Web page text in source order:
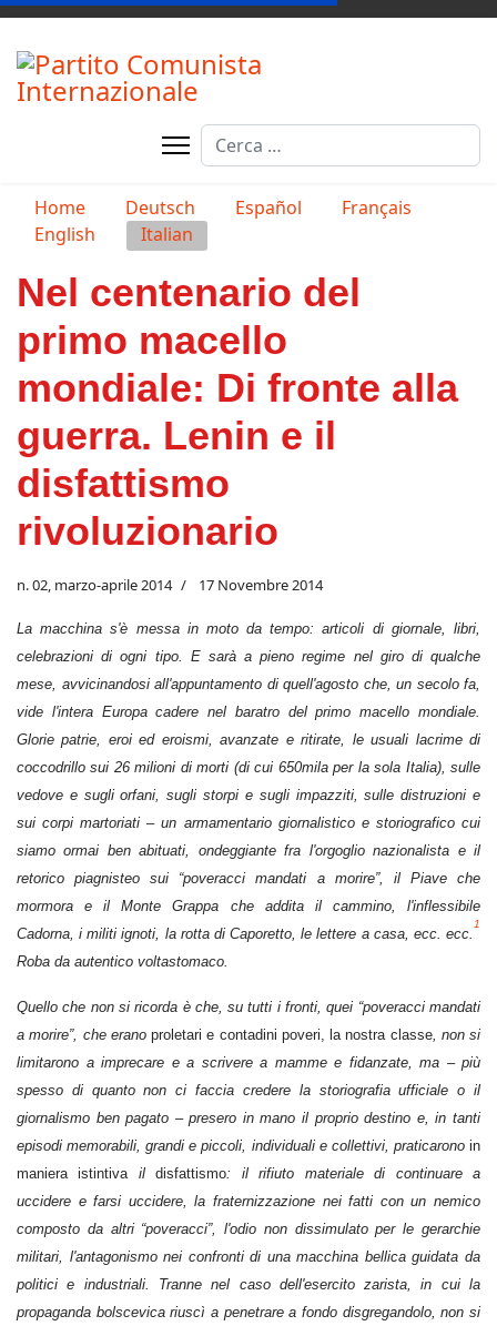
Cerca
Seleziona la tua lingua
Home Deutsch Español
Français
English
Italian
Nel centenario del
primo macello
mondiale: Di fronte alla
guerra. Lenin e il
disfattismo
rivoluzionario
n. 02, marzo-aprile 2014 17 Novembre 2014
La macchina s'è messa in moto da tempo: articoli di giornale, libri,
celebrazioni di ogni tipo. E sarà a pieno regime nel giro di qualche
mese, avvicinandosi all'appuntamento di quell'agosto che, un secolo fa,
vide l'intera Europa cadere nel baratro del primo macello mondiale.
Glorie patrie, eroi ed eroismi, avanzate e ritirate, le usuali lacrime di
coccodrillo sui 26 milioni di morti (di cui 650mila per la sola Italia), sulle
vedove e sugli orfani, sugli storpi e sugli impazziti, sulle distruzioni e
sui corpi martoriati – un armamentario giornalistico e storiografico cui
siamo ormai ben abituati, ondeggiante fra l'orgoglio nazionalista e il
retorico piagnisteo sui “poveracci mandati a morire”, il Piave che
mormora e il Monte Grappa che addita il cammino, l'inflessibile
Cadorna, i militi ignoti, la rotta di Caporetto, le lettere a casa, ecc. ecc.
1
Roba da autentico voltastomaco.
Quello che non si ricorda è che, su tutti i fronti, quei “poveracci mandati
a morire”, che erano proletari e contadini poveri, la nostra classe, non si
limitarono a imprecare e a scrivere a mamme e fidanzate, ma – più
spesso di quanto non ci faccia credere la storiografia ufficiale o il
giornalismo ben pagato – presero in mano il proprio destino e, in tanti
episodi memorabili, grandi e piccoli, individuali e collettivi, praticarono in
maniera istintiva ildisfattismo: il rifiuto materiale di continuare a
uccidere e farsi uccidere, la fraternizzazione nei fatti con un nemico
composto da altri “poveracci”, l'odio non dissimulato per le gerarchie
militari, l'antagonismo nei confronti di una macchina bellica guidata da
politici e industriali. Tranne nel caso dell'esercito zarista, in cui la
propaganda bolscevica riuscì a penetrare a fondo disgregandolo, non si